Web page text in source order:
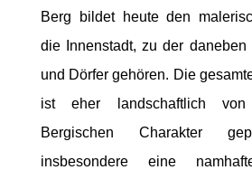
Berg bildet heute den
die Innenstadt, zu der daneben
und Dörfer gehören. Die
ist eher landschaftlich
Bergischen Charakter
insbesondere eine